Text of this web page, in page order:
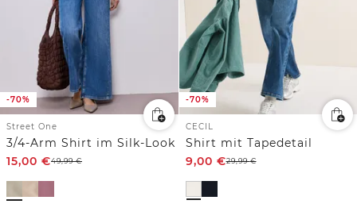
-70%
Street One
3/4-Arm Shirt im Silk-Look
15,00 €49,99€
-70%
CECIL
Shirt mit Tapedetail
9,00 €29,99€